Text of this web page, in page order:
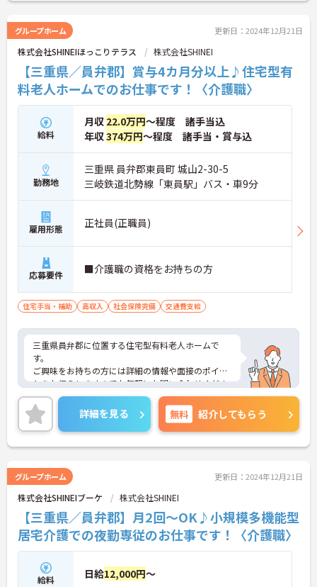
グループホーム 更新日：2024年12月21日
株式会社SHINEIほっこりテラス 株式会社SHINEI
【三重県／員弁郡】賞与4カ月分以上♪住宅型有
料老人ホームでのお仕事です！〈介護職〉
給料
月収 22.0万円～程度 諸手当込
年収374万円～程度 諸手当・賞与込
勤務地
三重県 員弁郡東員町 城山2-30-5
三岐鉄道北勢線「東員駅」バス・車9分
雇用形態 正社員(正職員)
応募要件 ■介護職の資格をお持ちの方
住宅手当・補助 高収入 社会保険完備 交通費支給
三重県員弁郡に位置する住宅型有料老人ホームで
す。
ご興味をお持ちの方には詳細の情報や面接のポイン
トをお伝えしますのでお気軽にお問い合わせくださ
いませ。
詳細を見る 無料 紹介してもらう
グループホーム 更新日：2024年12月21日
株式会社SHINEIブーケ 株式会社SHINEI
【三重県／員弁郡】月2回～OK♪小規模多機能型
居宅介護での夜勤専従のお仕事です！〈介護職〉
給料 日給12,000円～